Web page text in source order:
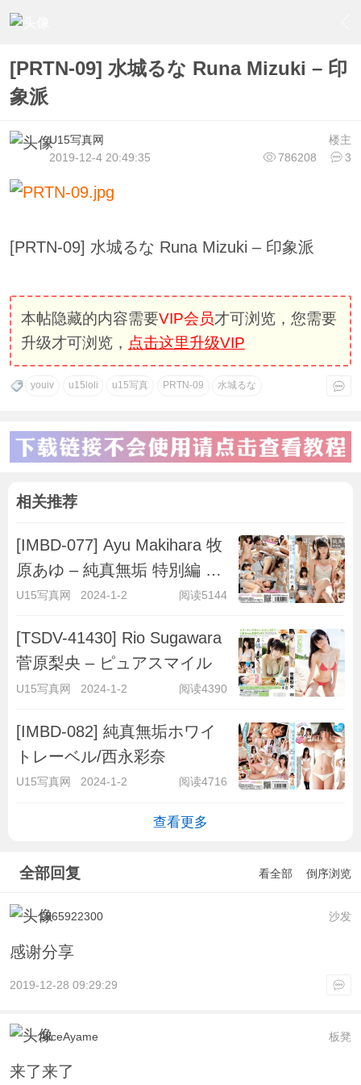
[PRTN-09] 水城るな Runa Mizuki – 印
象派
楼主
U15写真网
786208
3
2019-12-4 20:49:35
[PRTN-09] 水城るな Runa Mizuki – 印象派
本帖隐藏的内容需要VIP会员才可浏览，您需要
升级才可浏览， 点击这里升级VIP
youiv u15loli u15写真 PRTN-09 水城るな
相关推荐
[IMBD-077] Ayu Makihara 牧
原あゆ – 純真無垢 特別編 ～
キラキラ彼女～
U15写真网 2024-1-2 阅读5144
[TSDV-41430] Rio Sugawara
菅原梨央 – ピュアスマイル
U15写真网 2024-1-2 阅读4390
[IMBD-082] 純真無垢ホワイ
トレーベル/西永彩奈
U15写真网 2024-1-2 阅读4716
查看更多
全部回复 看全部 倒序浏览
沙发
1365922300
感谢分享
2019-12-28 09:29:29
板凳
AliceAyame
来了来了